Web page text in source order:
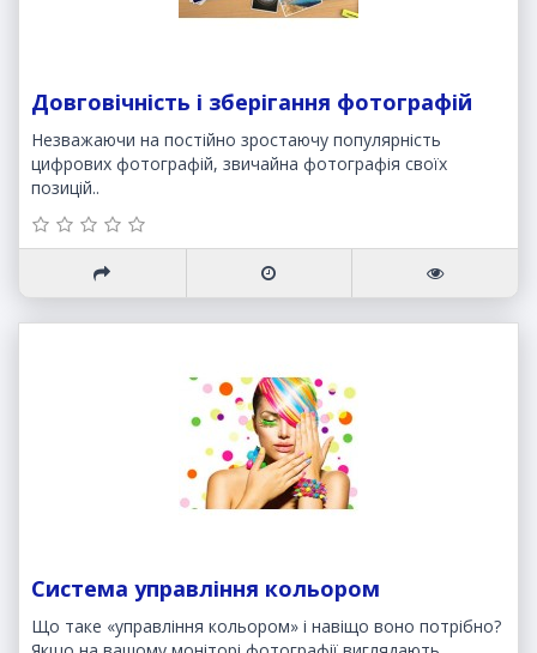
Довговічність і зберігання фотографій
Незважаючи на постійно зростаючу популярність
цифрових фотографій, звичайна фотографія своїх
позицій..
Система управління кольором
Що таке «управління кольором» і навіщо воно потрібно?